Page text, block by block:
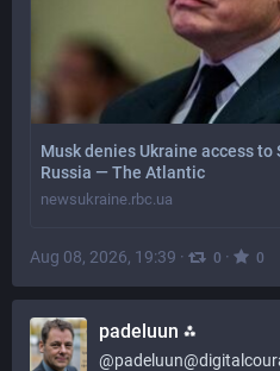
Musk denies Ukraine access
Russia — The Atlantic
newsukraine.rbc.ua
Aug 08, 2026, 19:39 · 0 · 0
padeluun ⁂
@